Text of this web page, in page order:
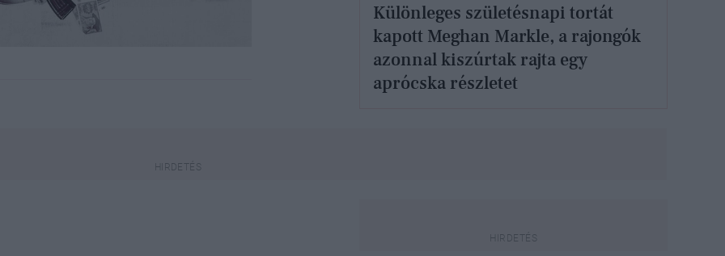
Különleges születésnapi tortát
kapott Meghan Markle, a rajongók
azonnal kiszúrtak rajta egy
aprócska részletet